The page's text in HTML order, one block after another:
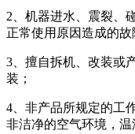
2、机器进水、震裂、
正常使用原因造成的故
3、擅自拆机、改装或
装；
4、非产品所规定的工
非洁净的空气环境，